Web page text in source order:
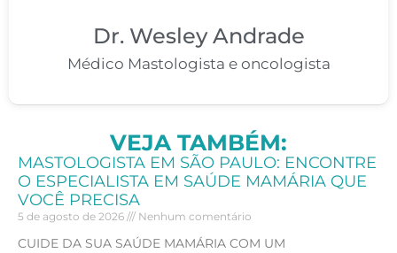
Dr. Wesley Andrade
Médico Mastologista e oncologista
VEJA TAMBÉM:
MASTOLOGISTA EM SÃO PAULO: ENCONTRE
O ESPECIALISTA EM SAÚDE MAMÁRIA QUE
VOCÊ PRECISA
5 de agosto de 2026 Nenhum comentário
CUIDE DA SUA SAÚDE MAMÁRIA COM UM